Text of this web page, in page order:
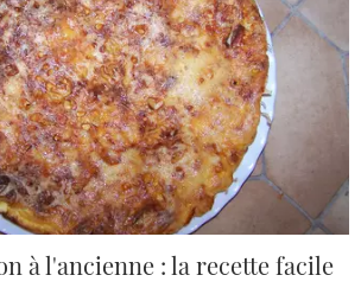
à l'ancienne : la recette facile